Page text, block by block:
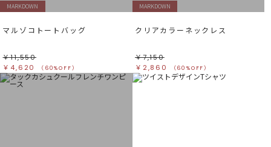
MARKDOWN
マルゾコトートバッグ
￥11,550
￥4,620
（60%OFF）
MARKDOWN
クリアカラーネックレス
￥7,150
￥2,860
（60%OFF）